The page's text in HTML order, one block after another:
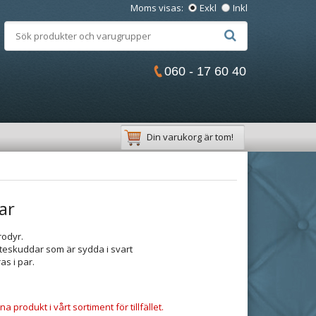
060 - 17 60 40
Moms visas: Exkl Inkl
Din varukorg är tom!
som är sydda i svart
i par.
produkt i vårt sortiment för tillfället.